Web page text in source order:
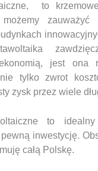
to
zauważyć
jest ona
tylko zwrot
zysk przez wiele
to
inwestycję.
całą Polskę.